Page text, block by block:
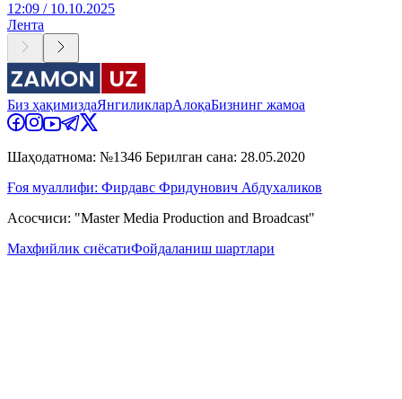
12:09 / 10.10.2025
Лента
Биз ҳақимиздаЯнгиликларАлоқаБизнинг жамоа
Шаҳодатнома: №1346 Берилган сана: 28.05.2020
Ғоя муаллифи: Фирдавс Фридунович Абдухаликов
Асосчиси: "Master Media Production and Broadcast"
Махфийлик сиёсатиФойдаланиш шартлари